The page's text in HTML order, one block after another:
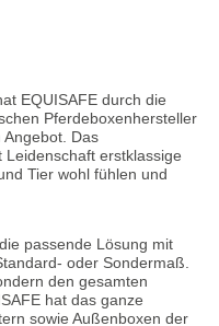
EQUISAFE durch die
Pferdeboxenhersteller
Angebot. Das
erstklassige
Tier wohl fühlen und
passende Lösung mit
oder Sondermaß.
den gesamten
hat das ganze
sowie Außenboxen der